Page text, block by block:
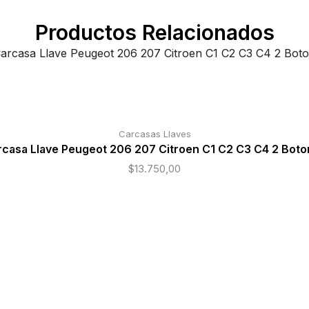
Productos Relacionados
Carcasas Llaves
Llave Peugeot 206 207 Citroen C1 C2 C3 C4 2
$13.750,00